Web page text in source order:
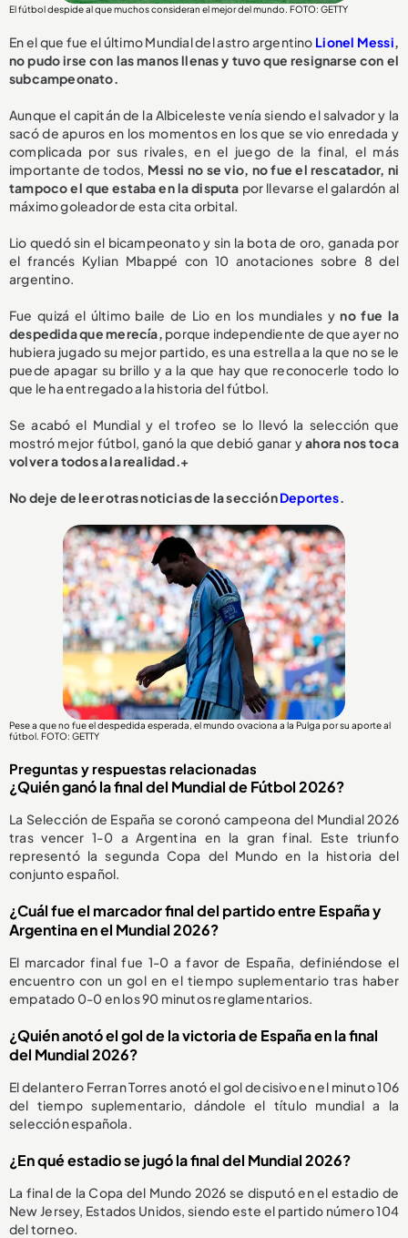
El fútbol despide al que muchos consideran el mejor del mundo. FOTO: GETTY
En el que fue el último Mundial del astro argentino Lionel Messi
no pudo irse con las manos llenas y tuvo que resignarse con el
subcampeonato.
Aunque el capitán de la Albiceleste venía siendo el salvador y la
sacó de apuros en los momentos en los que se vio enredada y
complicada por sus rivales, en el juego de la final, el más
importante de todos, Messi no se vio, no fue el rescatador, ni
tampoco el que estaba en la disputa por llevarse el galardón al
máximo goleador de esta cita orbital.
Lio quedó sin el bicampeonato y sin la bota de oro, ganada por
el francés Kylian Mbappé con 10 anotaciones sobre 8 del
argentino.
Fue quizá el último baile de Lio en los mundiales yno fue la
despedida que merecía, porque independiente de que ayer no
hubiera jugado su mejor partido, es una estrella a la que no se le
puede apagar su brillo y a la que hay que reconocerle todo lo
que le ha entregado a la historia del fútbol.
Se acabó el Mundial y el trofeo se lo llevó la selección que
mostró mejor fútbol, ganó la que debió ganar yahora nos toca
volver a todos a la realidad.+
No deje de leer otras noticias de la secciónDeportes
Pese a que no fue el despedida esperada, el mundo ovaciona a la Pulga por su aporte al
fútbol. FOTO: GETTY
Preguntas y respuestas relacionadas
¿Quién ganó la final del Mundial de Fútbol 2026?
La Selección de España se coronó campeona del Mundial 2026
tras vencer 1-0 a Argentina en la gran final. Este triunfo
representó la segunda Copa del Mundo en la historia del
conjunto español.
¿Cuál fue el marcador final del partido entre España y
Argentina en el Mundial 2026?
El marcador final fue 1-0 a favor de España, definiéndose el
encuentro con un gol en el tiempo suplementario tras haber
empatado 0-0 en los 90 minutos reglamentarios.
¿Quién anotó el gol de la victoria de España en la final
del Mundial 2026?
El delantero Ferran Torres anotó el gol decisivo en el minuto 106
del tiempo suplementario, dándole el título mundial a la
selección española.
¿En qué estadio se jugó la final del Mundial 2026?
La final de la Copa del Mundo 2026 se disputó en el estadio de
New Jersey, Estados Unidos, siendo este el partido número 104
del torneo.